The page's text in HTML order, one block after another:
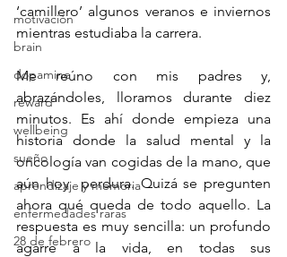
motivación
brain
dopamine
reward
wellbeing
sueño
aprendizaje y memoria
enfermedades raras
28 de febrero
‘camillero’ algunos veranos e inviernos
mientras estudiaba la carrera.
Me reúno con mis padres y,
abrazándoles, lloramos durante diez
minutos. Es ahí donde empieza una
historia donde la salud mental y la
oncología van cogidas de la mano, que
aún hoy  perdura. Quizá se pregunten
ahora qué queda de todo aquello. La
respuesta es muy sencilla: un profundo
agarre a la vida, en todas sus